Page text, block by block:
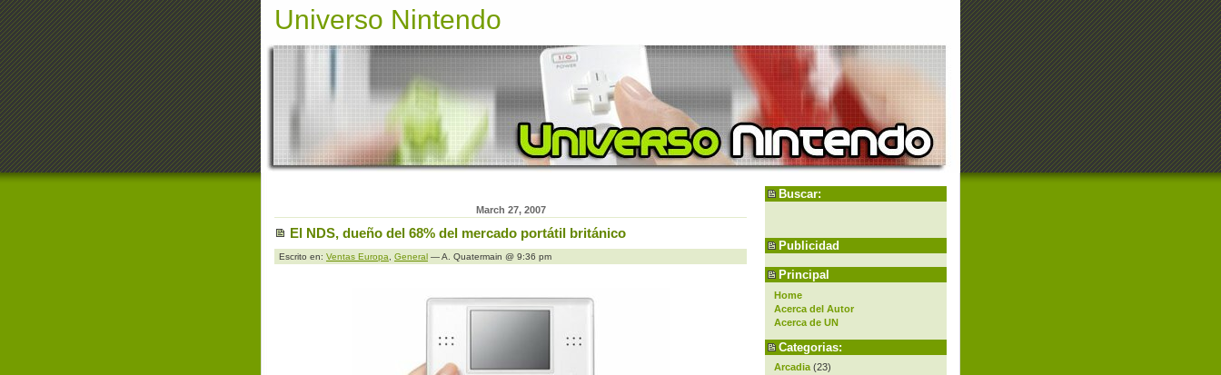
Universo Nintendo
Buscar:
Publicidad
Principal
Home
Acerca del Autor
Acerca de UN
Categorias:
Arcadia (23)
March 27, 2007
El NDS, dueño del 68% del mercado portátil británico
Escrito en: Ventas Europa General — A. Quatermain @ 9:36 pm